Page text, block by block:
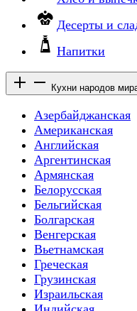
Десерты и
Напитки
Кухни народов
Азербайджанская
Американская
Английская
Аргентинская
Армянская
Белорусская
Бельгийская
Болгарская
Венгерская
Вьетнамская
Греческая
Грузинская
Израильская